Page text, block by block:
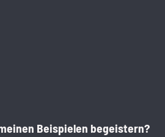
Beispielen begeistern?